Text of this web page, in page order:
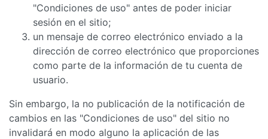
"Condiciones de uso" antes de poder iniciar
sesión en el sitio;
un mensaje de correo electrónico enviado a la
dirección de correo electrónico que proporciones
como parte de la información de tu cuenta de
usuario.
Sin embargo, la no publicación de la notificación de
cambios en las "Condiciones de uso" del sitio no
invalidará en modo alguno la aplicación de las